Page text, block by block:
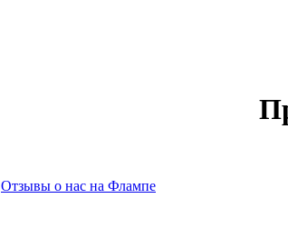
Отзывы о нас на Флампе